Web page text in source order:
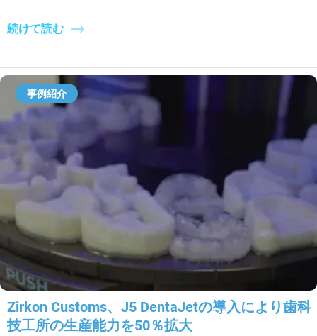
続けて読む
事例紹介
Zirkon Customs、J5 DentaJetの導入により歯科
技工所の生産能力を50％拡大